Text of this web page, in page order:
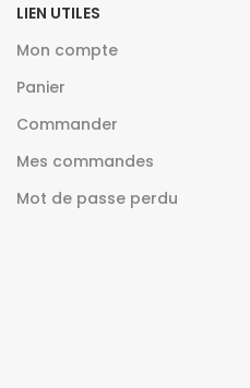
LIEN UTILES
Mon compte
Panier
Commander
Mes commandes
Mot de passe perdu